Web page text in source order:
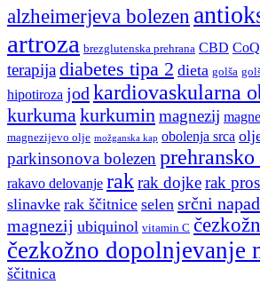
alzheimerjeva bolezen
artroza brezglutenska prehrana CBD
terapijadiabetes tipa 2 dieta golša
hipotiroza jod kardiovaskularna
kurkumakurkuminmagnezij
magnezijevo olje možganska kap obolenja srca
parkinsonova bolezen
rakavo delovanje rakrak dojkerak
slinavke rak ščitnice selen srčni napad
magnezij ubiquinol vitamin C
čezkožno dopolnjevanje
ščitnica